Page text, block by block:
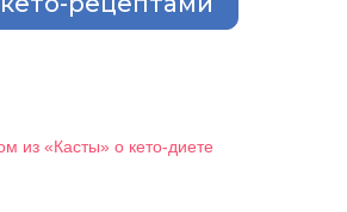
из «Касты» о кето-диете